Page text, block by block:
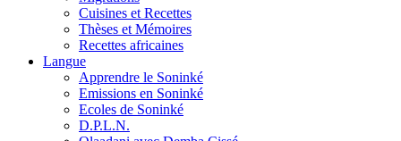
Cuisines et Recettes
Thèses et Mémoires
Recettes africaines
Langue
Apprendre le Soninké
Emissions en Soninké
Ecoles de Soninké
D.P.L.N.